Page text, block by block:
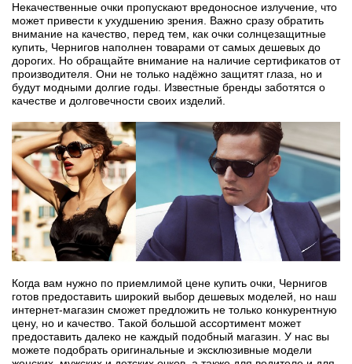
Некачественные очки пропускают вредоносное излучение, что
может привести к ухудшению зрения. Важно сразу обратить
внимание на качество, перед тем, как очки солнцезащитные
купить, Чернигов наполнен товарами от самых дешевых до
дорогих. Но обращайте внимание на наличие сертификатов от
производителя. Они не только надёжно защитят глаза, но и
будут модными долгие годы. Известные бренды заботятся о
качестве и долговечности своих изделий.
Когда вам нужно по приемлимой цене купить очки, Чернигов
готов предоставить широкий выбор дешевых моделей, но наш
интернет-магазин сможет предложить не только конкурентную
цену, но и качество. Такой большой ассортимент может
предоставить далеко не каждый подобный магазин. У нас вы
можете подобрать оригинальные и эксклюзивные модели